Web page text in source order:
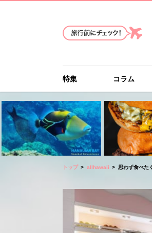
特集 コラム
トップ allhawaii 思わず食べた